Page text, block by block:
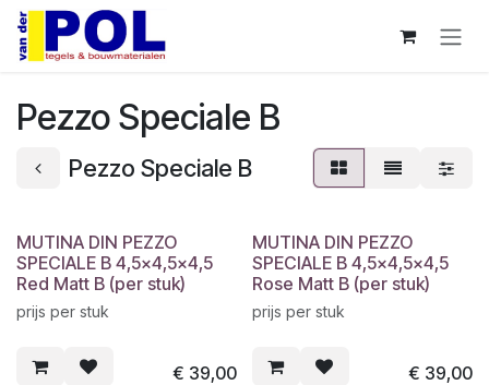
Overslaan naar inhoud
Pezzo Speciale B
Pezzo Speciale B
MUTINA DIN PEZZO
SPECIALE B 4,5x4,5x4,5
Red Matt B (per stuk)
prijs per stuk
€ 39,00
MUTINA DIN PEZZO
SPECIALE B 4,5x4,5x4,5
Rose Matt B (per stuk)
prijs per stuk
€ 39,00